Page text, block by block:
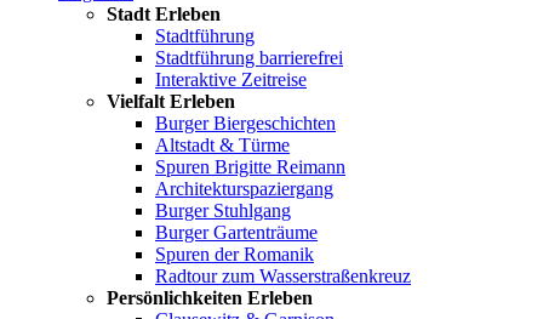
Stadt Erleben
Stadtführung
Stadtführung barrierefrei
Interaktive Zeitreise
Vielfalt Erleben
Burger Biergeschichten
Altstadt & Türme
Spuren Brigitte Reimann
Architekturspaziergang
Burger Stuhlgang
Burger Gartenträume
Spuren der Romanik
Radtour zum Wasserstraßenkreuz
Persönlichkeiten Erleben